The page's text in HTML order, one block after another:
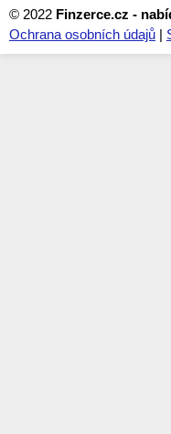
© 2022 Finzerce.cz -
Ochrana osobních údajů |